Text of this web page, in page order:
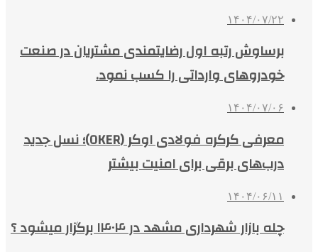
۱۴۰۴/۰۷/۲۲
برساوش رتبه اول رضایتمندی مشتریان در صنعت
خودروهای وارداتی را کسب نمود.
۱۴۰۴/۰۷/۰۶
معرفی کرکره فولادی اوکر (OKER)؛ نسل جدید
درب‌های برقی برای امنیت بیشتر
۱۴۰۴/۰۶/۱۱
چله بازار شهرداری مشهد در ۱۴۰۴ برگزار میشود ؟